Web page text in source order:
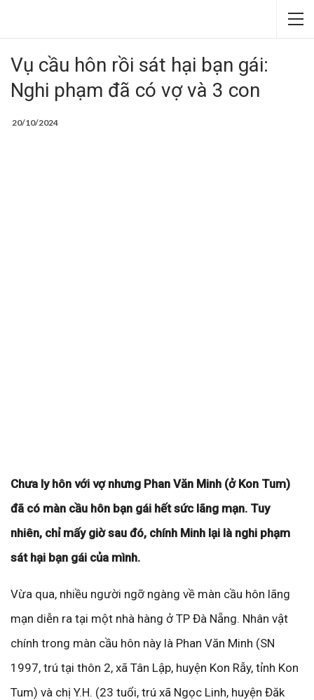
Vụ cầu hôn rồi sát hại bạn gái:
Nghi phạm đã có vợ và 3 con
20/10/2024
Chưa ly hôn với vợ nhưng Phan Văn Minh (ở Kon Tum)
đã có màn cầu hôn bạn gái hết sức lãng mạn. Tuy
nhiên, chỉ mấy giờ sau đó, chính Minh lại là nghi phạm
sát hại bạn gái của mình.
Vừa qua, nhiều người ngỡ ngàng về màn cầu hôn lãng
mạn diễn ra tại một nhà hàng ở TP Đà Nẵng. Nhân vật
chính trong màn cầu hôn này là Phan Văn Minh (SN
1997, trú tại thôn 2, xã Tân Lập, huyện Kon Rẫy, tỉnh Kon
Tum) và chị Y.H. (23 tuổi, trú xã Ngọc Linh, huyện Đăk